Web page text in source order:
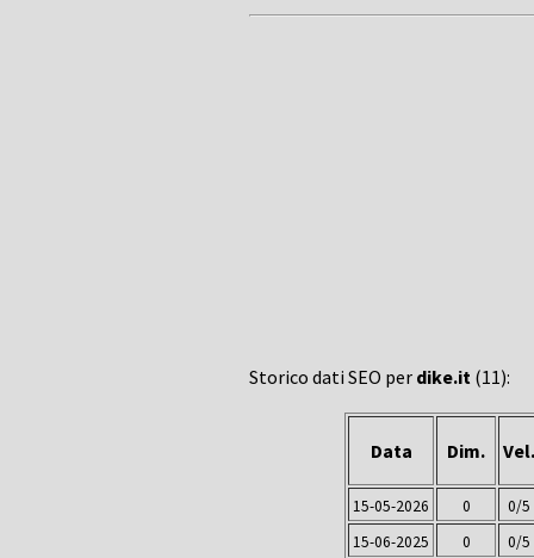
Storico dati SEO per dike.it (11):
Data Dim. Vel.
15-05-2026 0
0/5
15-06-2025
0
0/5